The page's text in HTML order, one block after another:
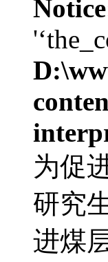
Notice
为促
研究
进煤